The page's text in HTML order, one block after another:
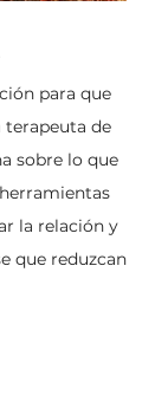
para que
terapeuta de
sobre lo que
la relación y
que reduzcan